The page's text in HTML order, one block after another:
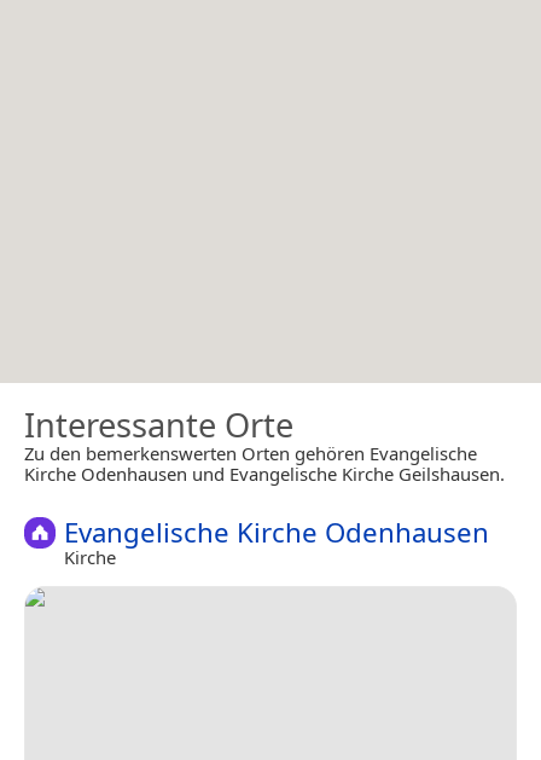
Interessante Orte
Zu den bemerkenswerten Orten gehören Evangelische
Kirche Odenhausen und Evangelische Kirche Geilshausen.
Evangelische Kirche Odenhausen
Kirche